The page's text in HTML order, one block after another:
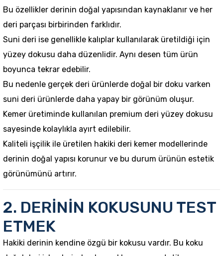
Bu özellikler derinin doğal yapısından kaynaklanır ve her
deri parçası birbirinden farklıdır.
Suni deri ise genellikle kalıplar kullanılarak üretildiği için
yüzey dokusu daha düzenlidir. Aynı desen tüm ürün
boyunca tekrar edebilir.
Bu nedenle gerçek deri ürünlerde doğal bir doku varken
suni deri ürünlerde daha yapay bir görünüm oluşur.
Kemer üretiminde kullanılan premium deri yüzey dokusu
sayesinde kolaylıkla ayırt edilebilir.
Kaliteli işçilik ile üretilen hakiki deri kemer modellerinde
derinin doğal yapısı korunur ve bu durum ürünün estetik
görünümünü artırır.
2. DERİNİN KOKUSUNU TEST
ETMEK
Hakiki derinin kendine özgü bir kokusu vardır. Bu koku